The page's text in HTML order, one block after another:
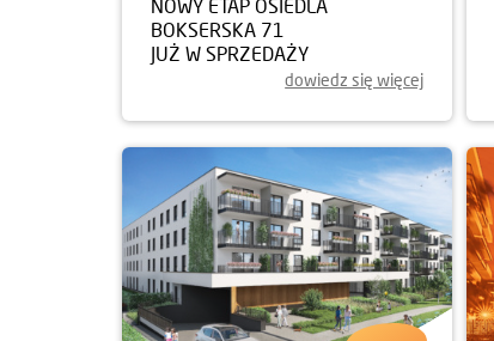
NOWY ETAP OSIEDLA
BOKSERSKA 71
JUŻ W SPRZEDAŻY
dowiedz się więcej